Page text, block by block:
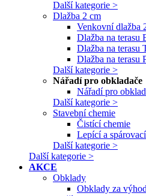
Další kategorie >
Dlažba 2 cm
Venkovní dlažba
Dlažba na terasu
Dlažba na terasu
Dlažba na terasu
Další kategorie >
Nářadí pro obkladače
Nářadí pro
Další kategorie >
Stavební chemie
Čistící chemie
Lepící a
Další kategorie >
Další kategorie >
AKCE
Obklady
Obklady za